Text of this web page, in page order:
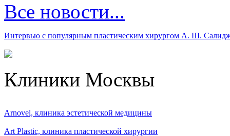
Все новости...
Интервью с популярным пластическим хирургом А. Ш.
Клиники Москвы
Arnovel, клиника эстетической медицины
Art Plastic, клиника пластической хирургии